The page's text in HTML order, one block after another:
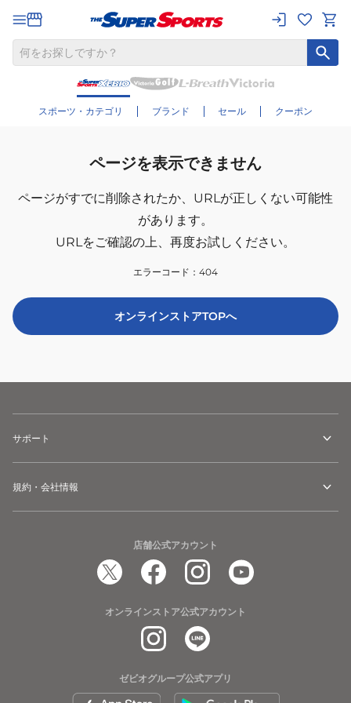
スポーツ・カテゴリ ブランド セール クーポン
ページを表示できません
ページがすでに削除されたか、 URLが正しくない可能性
があります。
URLをご確認の上、再度お試しください。
エラーコード： 404
オンラインストアTOPへ
サポート
規約・会社情報
店舗公式アカウント
オンラインストア公式アカウント
ゼビオグループ公式アプリ